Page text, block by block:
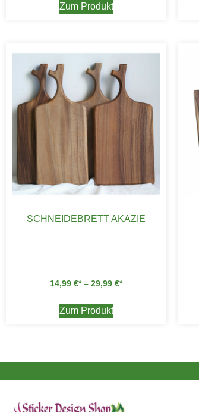
Zum Produkt
SCHNEIDEBRETT AKAZIE
14,99 € – 29,99 €
Zum Produkt